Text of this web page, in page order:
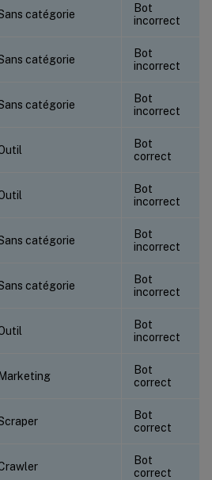
catégorie
Bot
incorrect
catégorie
Bot
incorrect
catégorie
Bot
incorrect
Bot
correct
Bot
incorrect
catégorie
Bot
incorrect
catégorie
Bot
incorrect
Bot
incorrect
Bot
correct
Bot
correct
Bot
correct